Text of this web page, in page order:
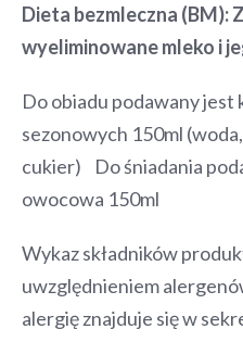
Dieta bezmleczna (BM):
wyeliminowane mleko i
Do obiadu podawany jest
sezonowych 150ml
cukier) Do śniadania
owocowa 150ml
Wykaz składników
uwzględnieniem
alergię znajduje się w